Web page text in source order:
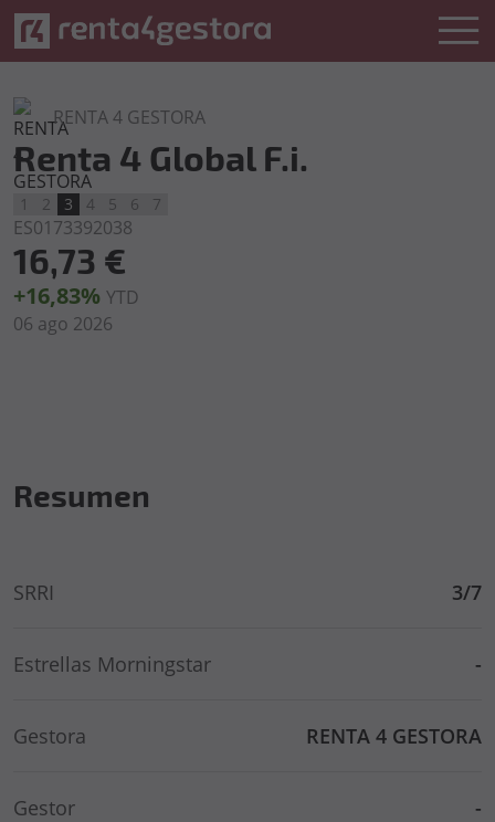
RENTA 4 GESTORA
Renta 4 Global F.i.
1 2 3 4 5 6 7
ES0173392038
16,73 €
+16,83% YTD
06 ago 2026
Resumen
SRRI 3/7
Estrellas Morningstar -
Gestora RENTA 4 GESTORA
Gestor -